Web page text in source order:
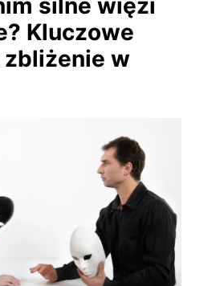
silne więzi
Kluczowe
w